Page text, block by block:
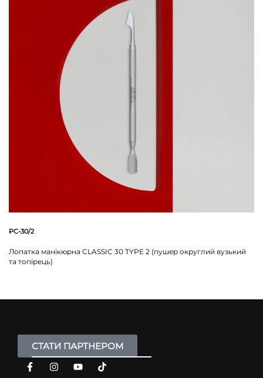
PC-30/2
Лопатка манікюрна CLASSIC 30 TYPE 2 (пушер округлий вузький
та топірець)
СТАТИ ПАРТНЕРОМ